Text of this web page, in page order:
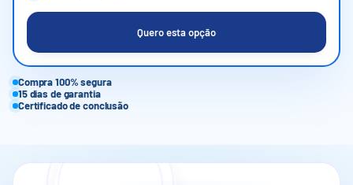
Quero esta opção
Compra 100% segura
15 dias de garantia
Certificado de conclusão